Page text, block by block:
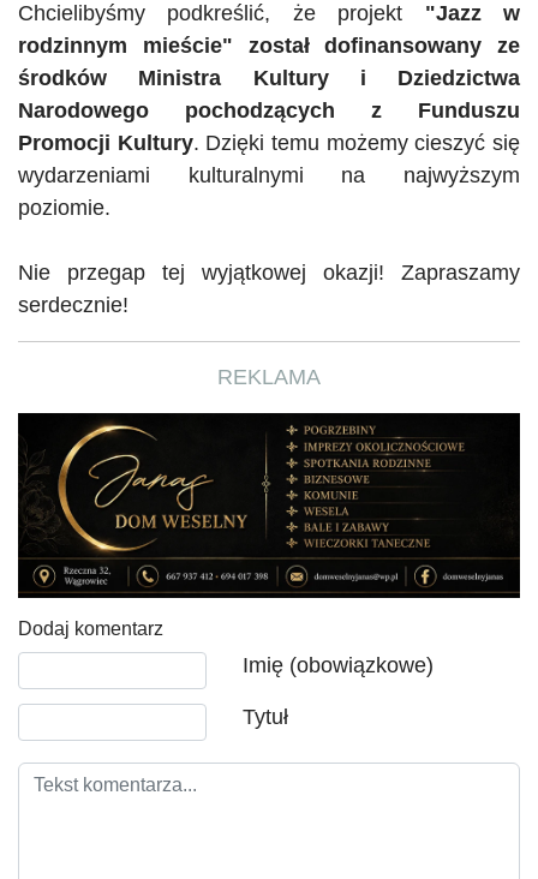
Chcielibyśmy podkreślić, że projekt "Jazz w
rodzinnym mieście" został dofinansowany ze
środków Ministra Kultury i Dziedzictwa
Narodowego pochodzących z Funduszu
Promocji Kultury. Dzięki temu możemy cieszyć się
wydarzeniami kulturalnymi na najwyższym
poziomie.
Nie przegap tej wyjątkowej okazji! Zapraszamy
serdecznie!
REKLAMA
Dodaj komentarz
Imię (obowiązkowe)
Tytuł